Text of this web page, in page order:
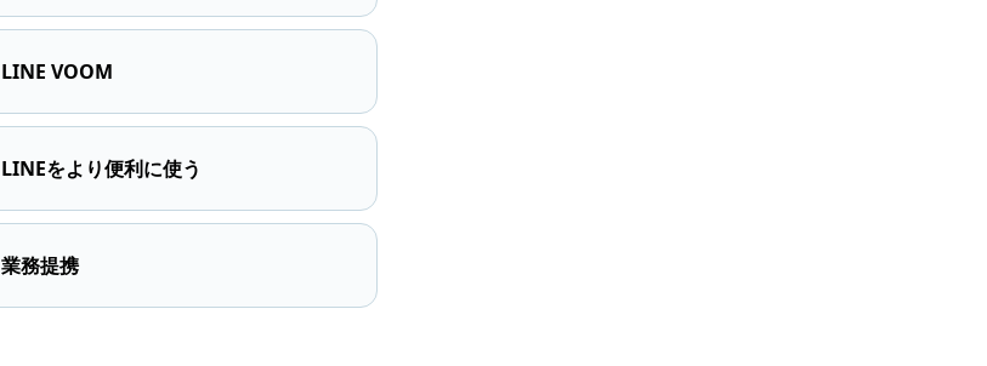
LINE VOOM
LINEをより便利に使う
業務提携